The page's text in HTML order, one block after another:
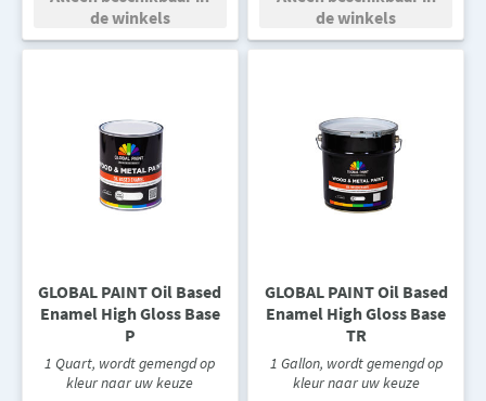
de winkels
de winkels
GLOBAL PAINT Oil Based
Enamel High Gloss Base
P
1 Quart, wordt gemengd op
kleur naar uw keuze
GLOBAL PAINT Oil Based
Enamel High Gloss Base
TR
1 Gallon, wordt gemengd op
kleur naar uw keuze